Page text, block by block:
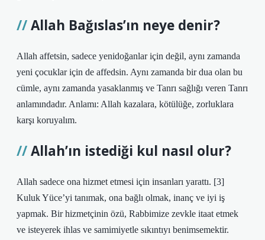
Allah Bağıslas’ın neye denir?
Allah affetsin, sadece yenidoğanlar için değil, aynı zamanda
yeni çocuklar için de affedsin. Aynı zamanda bir dua olan bu
cümle, aynı zamanda yasaklanmış ve Tanrı sağlığı veren Tanrı
anlamındadır. Anlamı: Allah kazalara, kötülüğe, zorluklara
karşı koruyalım.
Allah’ın istediği kul nasıl olur?
Allah sadece ona hizmet etmesi için insanları yarattı. [3]
Kuluk Yüce’yi tanımak, ona bağlı olmak, inanç ve iyi iş
yapmak. Bir hizmetçinin özü, Rabbimize zevkle itaat etmek
ve isteyerek ihlas ve samimiyetle sıkıntıyı benimsemektir.